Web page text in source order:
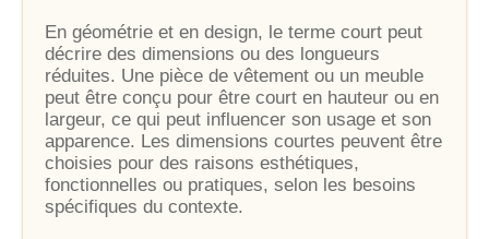
En géométrie et en design, le terme court peut
décrire des dimensions ou des longueurs
réduites. Une pièce de vêtement ou un meuble
peut être conçu pour être court en hauteur ou en
largeur, ce qui peut influencer son usage et son
apparence. Les dimensions courtes peuvent être
choisies pour des raisons esthétiques,
fonctionnelles ou pratiques, selon les besoins
spécifiques du contexte.